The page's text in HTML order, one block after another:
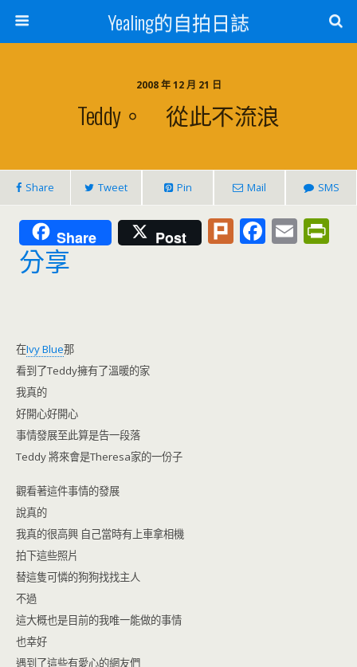
Yealing的自拍日誌
2008 年 12 月 21 日
Teddy。 從此不流浪
Share Tweet Pin Mail SMS
Share Post Pl F E
分享
在Ivy Blue那
看到了Teddy擁有了溫暖的家
我真的
好開心好開心
事情發展至此算是告一段落
Teddy 將來會是Theresa家的一份子
觀看著這件事情的發展
說真的
我真的很高興 自己當時有上車拿相機
拍下這些照片
替這隻可憐的狗狗找找主人
不過
這大概也是目前的我唯一能做的事情
也幸好
遇到了這些有愛心的網友們